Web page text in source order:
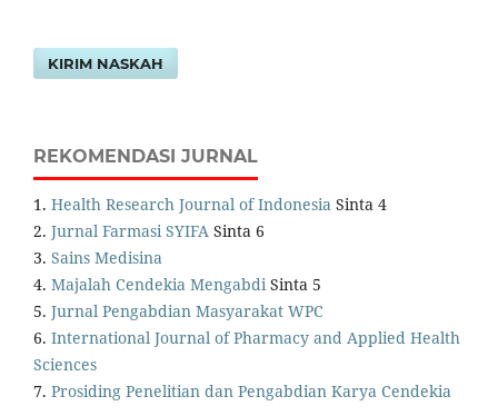
KIRIM NASKAH
REKOMENDASI JURNAL
1. Health Research Journal of Indonesia Sinta 4
2. Jurnal Farmasi SYIFA Sinta 6
3. Sains Medisina
4. Majalah Cendekia Mengabdi Sinta 5
5. Jurnal Pengabdian Masyarakat WPC
6. International Journal of Pharmacy and Applied Health
Sciences
7. Prosiding Penelitian dan Pengabdian Karya Cendekia